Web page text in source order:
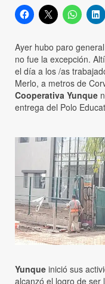
Ayer hubo paro
no fue la excepción.
el día a los /as
Merlo, a metros de
Cooperativa Yunque
entrega del Polo
Yunque inició sus
alcanzó el logro de ser